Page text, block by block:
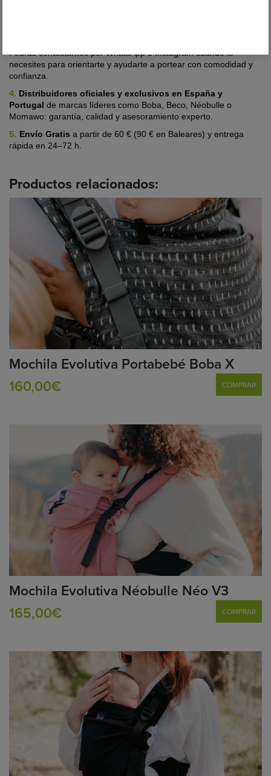
Podrás contactarnos por WhatsApp o Instagram cuando lo
necesites para orientarte y ayudarte a portear con comodidad y
confianza.
4. Distribuidores oficiales y exclusivos en España y
Portugal de marcas líderes como Boba, Beco, Néobulle o
Momawo: garantía, calidad y asesoramiento experto.
5. Envío Gratis a partir de 60 € (90 € en Baleares) y entrega
rápida en 24–72 h.
Productos relacionados:
Mochila Evolutiva Portabebé Boba X
160,00€
COMPRAR
Mochila Evolutiva Néobulle Néo V3
165,00€
COMPRAR